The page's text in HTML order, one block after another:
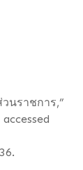
นราชการ,”
accessed
.